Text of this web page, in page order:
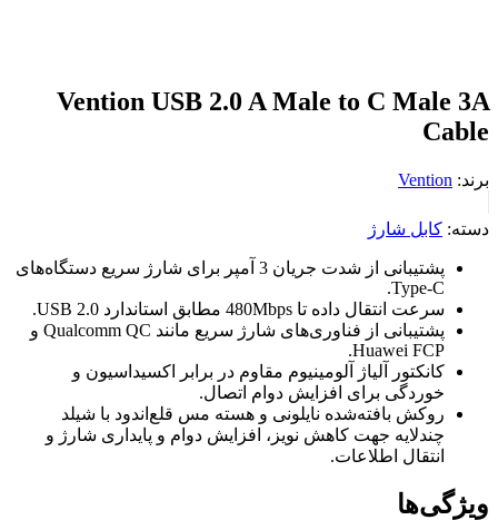
Vention USB 2.0 A Male to C Male 3A
Cable
برند: Vention
دسته: کابل شارژ
پشتیبانی از شدت جریان 3 آمپر برای شارژ سریع دستگاه‌های
Type-C.
سرعت انتقال داده تا 480Mbps مطابق استاندارد USB 2.0.
پشتیبانی از فناوری‌های شارژ سریع مانند Qualcomm QC و
Huawei FCP.
کانکتور آلیاژ آلومینیوم مقاوم در برابر اکسیداسیون و
خوردگی برای افزایش دوام اتصال.
روکش بافته‌شده نایلونی و هسته مس قلع‌اندود با شیلد
چندلایه جهت کاهش نویز، افزایش دوام و پایداری شارژ و
انتقال اطلاعات.
ویژگی‌ها